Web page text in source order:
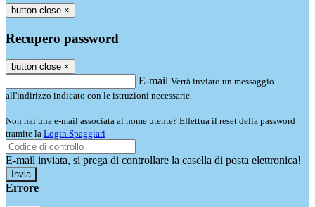
button close ×
Recupero password
button close ×
E-mail Verrà inviato un messaggio
all'indirizzo indicato con le istruzioni necessarie.
Non hai una e-mail associata al nome utente? Effettua il reset della password
tramite la Login Spaggiari
E-mail inviata, si prega di controllare la casella di posta elettronica!
Errore